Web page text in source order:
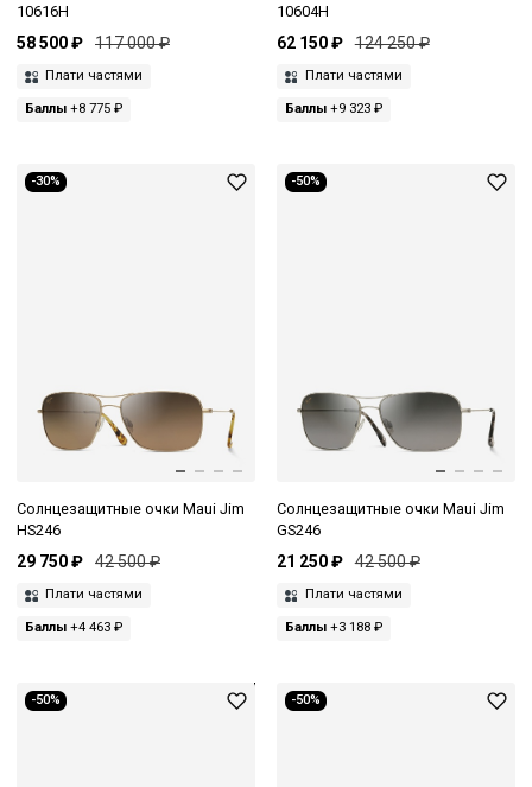
10616H
58 500 ₽ 117 000 ₽
Плати частями
Баллы +8 775 ₽
10604H
62 150 ₽ 124 250 ₽
Плати частями
Баллы+9 323 ₽
-30%
Солнцезащитные очки Maui Jim
HS246
29 750 ₽ 42 500 ₽
Плати частями
Баллы +4 463 ₽
-50%
Солнцезащитные очки Maui Jim
GS246
21 250 ₽ 42 500 ₽
Плати частями
Баллы+3 188 ₽
-50% -50%